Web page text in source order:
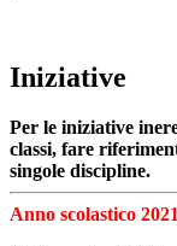
Iniziative
Per le iniziative
classi, fare
singole discipline.
Anno scolastico